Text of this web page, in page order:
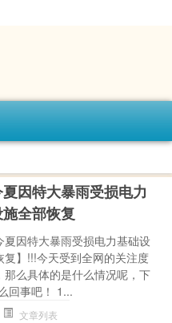
因特大暴雨受损电力
全部恢复
夏因特大暴雨受损电力基础设
复】!!!今天受到全网的关注度
那么具体的是什么情况呢，下
回事吧！ 1...
文章列表